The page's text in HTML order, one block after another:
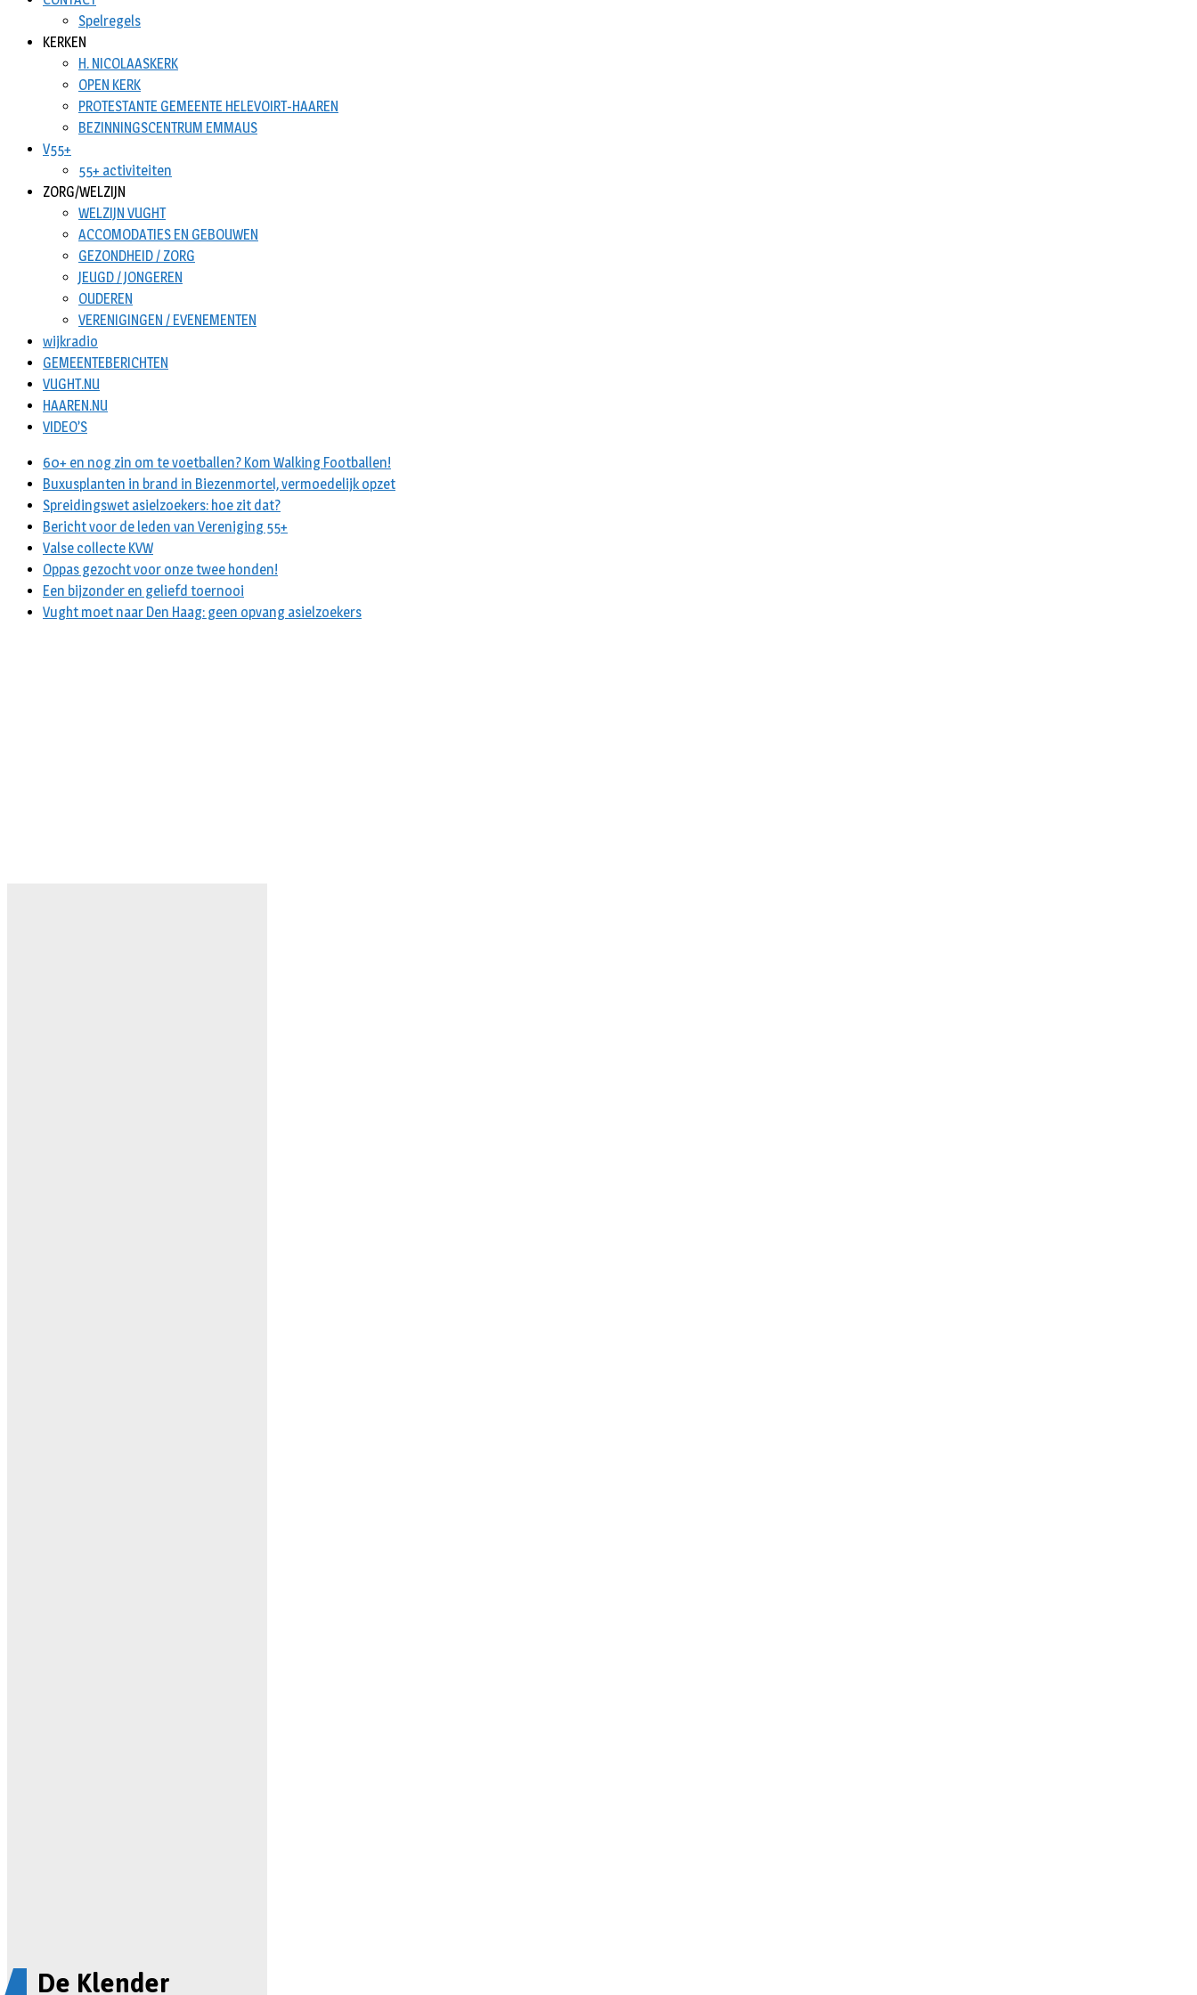
Spelregels
KERKEN
H. NICOLAASKERK
OPEN KERK
PROTESTANTE GEMEENTE HELEVOIRT-HAAREN
BEZINNINGSCENTRUM EMMAUS
V55+
55+ activiteiten
ZORG/WELZIJN
WELZIJN VUGHT
ACCOMODATIES EN GEBOUWEN
GEZONDHEID / ZORG
JEUGD / JONGEREN
OUDEREN
VERENIGINGEN / EVENEMENTEN
wijkradio
GEMEENTEBERICHTEN
VUGHT.NU
HAAREN.NU
VIDEO’S
60+ en nog zin om te voetballen? Kom Walking Footballen!
Buxusplanten in brand in Biezenmortel, vermoedelijk opzet
Spreidingswet asielzoekers: hoe zit dat?
Bericht voor de leden van Vereniging 55+
Valse collecte KVW
Oppas gezocht voor onze twee honden!
Een bijzonder en geliefd toernooi
Vught moet naar Den Haag: geen opvang asielzoekers
De Klender